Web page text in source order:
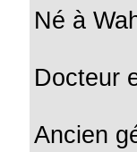
Né à
Docteur
Ancien